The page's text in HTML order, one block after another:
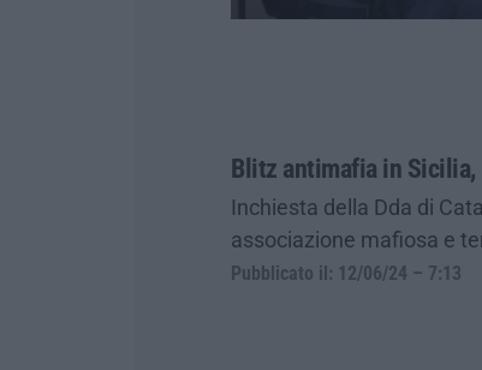
Blitz antimafia in Sicilia,
Inchiesta della Dda di
associazione mafiosa e
Pubblicato il: 12/06/24 – 7:13